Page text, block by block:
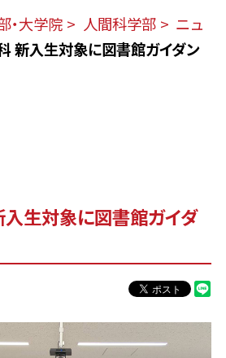
・大学院 人間科学部
ニュ
新入生対象に図書館ガイダン
生対象に図書館ガイダ